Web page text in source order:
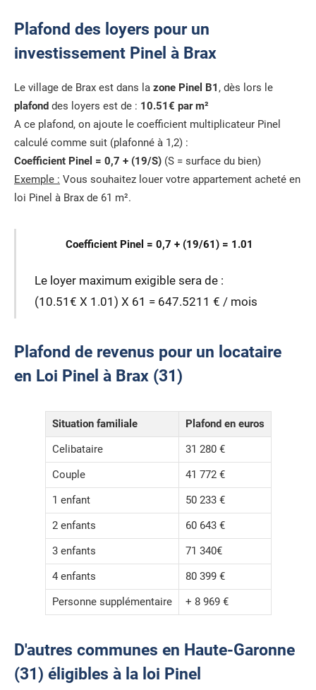
Plafond des loyers pour un
investissement Pinel à Brax
Le village de Brax est dans la zone Pinel B1 , dès lors le
plafond des loyers est de : 10.51€ par m²
A ce plafond, on ajoute le coefficient multiplicateur Pinel
calculé comme suit (plafonné à 1,2) :
Coefficient Pinel = 0,7 + (19/S) (S = surface du bien)
Exemple : Vous souhaitez louer votre appartement acheté en
loi Pinel à Brax de 61 m².
Coefficient Pinel = 0,7 + (19/61) = 1.01
Le loyer maximum exigible sera de :
(10.51€ X 1.01) X 61 = 647.5211 € / mois
Plafond de revenus pour un locataire
en Loi Pinel à Brax (31)
Situation familiale
Plafond en euros
Celibataire
31 280 €
Couple
41 772 €
1 enfant
50 233 €
2 enfants
60 643 €
3 enfants
71 340€
4 enfants
80 399 €
Personne supplémentaire
+ 8 969 €
D'autres communes en Haute-Garonne
(31) éligibles à la loi Pinel